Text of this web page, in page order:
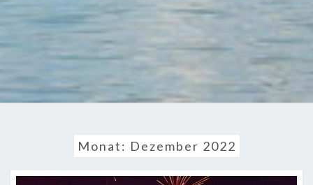
Monat: Dezember 2022